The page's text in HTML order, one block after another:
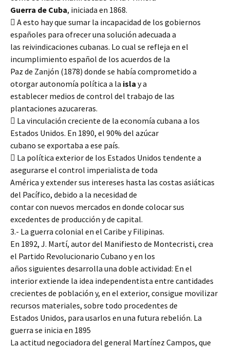
Guerra de Cuba, iniciada en 1868.
 A esto hay que sumar la incapacidad de los gobiernos
españoles para ofrecer una solución adecuada a
las reivindicaciones cubanas. Lo cual se refleja en el
incumplimiento español de los acuerdos de la
Paz de Zanjón (1878) donde se había comprometido a
otorgar autonomía política a la isla y a
establecer medios de control del trabajo de las
plantaciones azucareras.
 La vinculación creciente de la economía cubana a los
Estados Unidos. En 1890, el 90% del azúcar
cubano se exportaba a ese país.
 La política exterior de los Estados Unidos tendente a
asegurarse el control imperialista de toda
América y extender sus intereses hasta las costas asiáticas
del Pacífico, debido a la necesidad de
contar con nuevos mercados en donde colocar sus
excedentes de producción y de capital.
3.- La guerra colonial en el Caribe y Filipinas.
En 1892, J. Martí, autor del Manifiesto de Montecristi, crea
el Partido Revolucionario Cubano y en los
años siguientes desarrolla una doble actividad: En el
interior extiende la idea independentista entre cantidades
crecientes de población y, en el exterior, consigue movilizar
recursos materiales, sobre todo procedentes de
Estados Unidos, para usarlos en una futura rebelión. La
guerra se inicia en 1895
La actitud negociadora del general Martínez Campos, que